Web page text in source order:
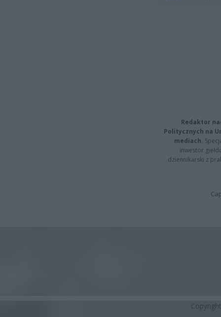
Redaktor
Politycznych na
mediach.
inwestor
dziennikarski z